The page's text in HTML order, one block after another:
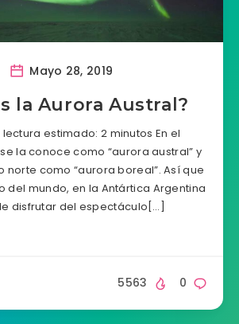
Mayo 28, 2019
la Aurora Austral?
estimado: 2 minutos En el
la conoce como “aurora austral” y
norte como “aurora boreal”. Así que
del mundo, en la Antártica Argentina
disfrutar del espectáculo[…]
0
5563